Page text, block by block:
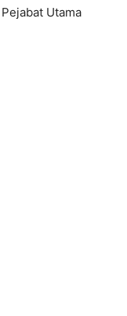
Utama